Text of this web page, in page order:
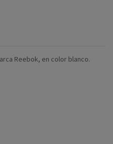
Reebok, en color blanco.